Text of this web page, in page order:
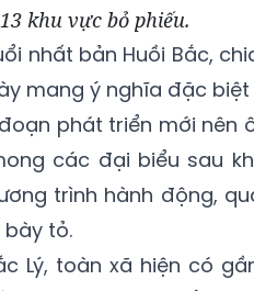
khu vực bỏ phiếu.
nhất bản Huồi Bắc,
mang ý nghĩa đặc biệt
phát triển mới nên
các đại biểu sau
trình hành động,
tỏ.
Lý, toàn xã hiện có